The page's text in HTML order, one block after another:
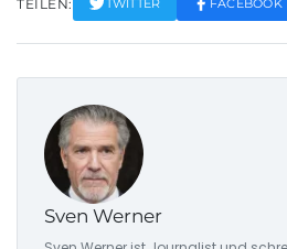
TEILEN: TWITTER FACEBOOK
Sven Werner